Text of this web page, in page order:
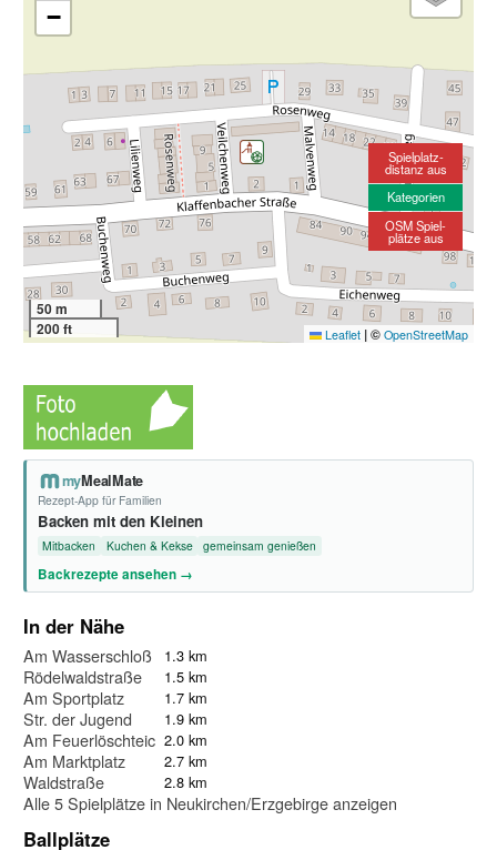
−
50 m
200 ft
Leaflet |© OpenStreetMap
Spielplatz-
distanz aus
Kategorien
OSM Spiel-
plätze aus
myMealMate
Rezept-App für Familien
Backen mit den Kleinen
Mitbacken Kuchen & Kekse gemeinsam genießen
Backrezepte ansehen →
In der Nähe
Am Wasserschloß Klaffenbach
1.3 km
Rödelwaldstraße 1.5 km
Am Sportplatz 1.7 km
Str. der Jugend 1.9 km
Am Feuerlöschteich 2.0 km
Am Marktplatz 2.7 km
Waldstraße 2.8 km
Alle 5 Spielplätze in Neukirchen/Erzgebirge anzeigen
Ballplätze